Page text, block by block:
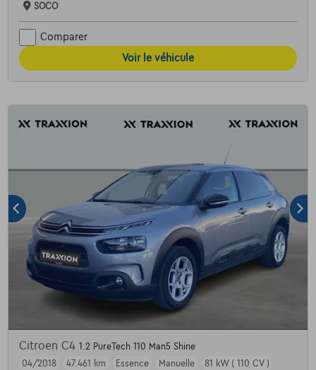
SOCO
Comparer
Voir le véhicule
Citroen C4 1.2 PureTech 110 Man5 Shine
04/2018
47.461 km Essence Manuelle 81 kW ( 110 CV )